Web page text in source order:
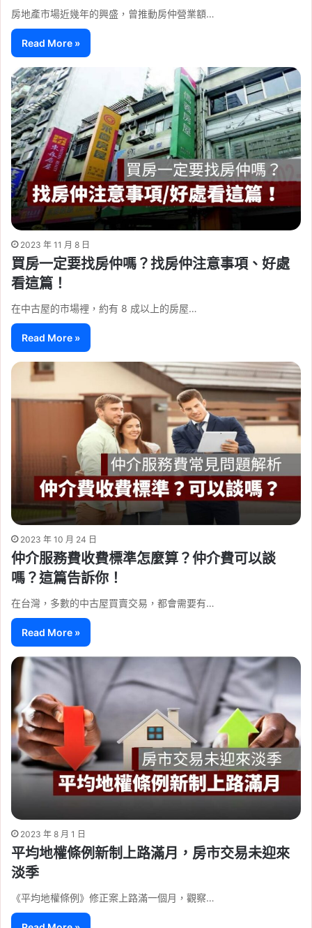
房地產市場近幾年的興盛，曾推動房仲營業額…
Read More »
2023 年 11 月 8 日
買房一定要找房仲嗎？找房仲注意事項、好處
看這篇！
在中古屋的市場裡，約有 8 成以上的房屋…
Read More »
2023 年 10 月 24 日
仲介服務費收費標準怎麼算？仲介費可以談
嗎？這篇告訴你！
在台灣，多數的中古屋買賣交易，都會需要有…
Read More »
2023 年 8 月 1 日
平均地權條例新制上路滿月，房市交易未迎來
淡季
《平均地權條例》修正案上路滿一個月，觀察…